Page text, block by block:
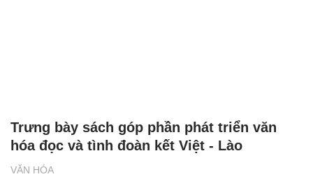
VĂN HÓA
Trưng bày sách góp phần phát triển văn
hóa đọc và tình đoàn kết Việt - Lào